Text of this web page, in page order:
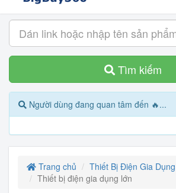
Tìm kiếm
Người dùng đang quan tâm đến 🔥...
Trang chủ
Thiết Bị Điện Gia Dụng
Thiết bị điện gia dụng lớn